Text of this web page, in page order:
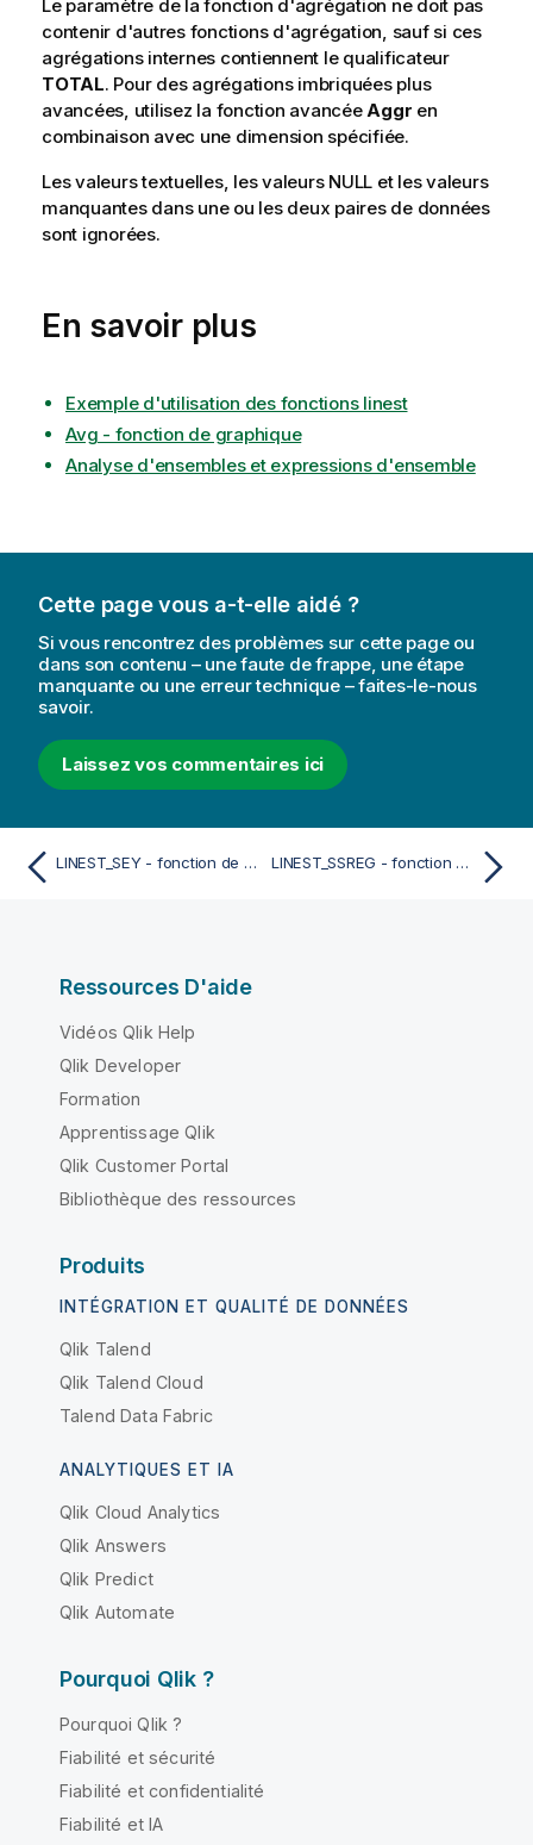
Le paramètre de la fonction d'agrégation ne doit pas
contenir d'autres fonctions d'agrégation, sauf si ces
agrégations internes contiennent le qualificateur
TOTAL. Pour des agrégations imbriquées plus
avancées, utilisez la fonction avancée Aggr en
combinaison avec une dimension spécifiée.
Les valeurs textuelles, les valeurs NULL et les valeurs
manquantes dans une ou les deux paires de données
sont ignorées.
En savoir plus
Exemple d'utilisation des fonctions linest
Avg - fonction de graphique
Analyse d'ensembles et expressions d'ensemble
Cette page vous a-t-elle aidé ?
Si vous rencontrez des problèmes sur cette page ou
dans son contenu – une faute de frappe, une étape
manquante ou une erreur technique – faites-le-nous
savoir.
Laissez vos commentaires ici
LINEST_SEY - fonction de script LINEST_SSREG - fonction de script
Ressources D'aide
Vidéos Qlik Help
Qlik Developer
Formation
Apprentissage Qlik
Qlik Customer Portal
Bibliothèque des ressources
Produits
INTÉGRATION ET QUALITÉ DE DONNÉES
Qlik Talend
Qlik Talend Cloud
Talend Data Fabric
ANALYTIQUES ET IA
Qlik Cloud Analytics
Qlik Answers
Qlik Predict
Qlik Automate
Pourquoi Qlik ?
Pourquoi Qlik ?
Fiabilité et sécurité
Fiabilité et confidentialité
Fiabilité et IA